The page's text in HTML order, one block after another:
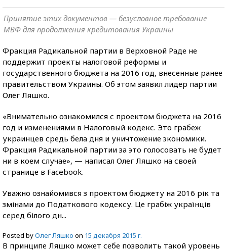
Принятие этих документов — безусловное требование
МВФ для продолжения кредитования Украины
Фракция Радикальной партии в Верховной Раде не
поддержит проекты налоговой реформы и
государственного бюджета на 2016 год, внесенные ранее
правительством Украины. Об этом заявил лидер партии
Олег Ляшко.
«Внимательно ознакомился с проектом бюджета на 2016
год и изменениями в Налоговый кодекс. Это грабеж
украинцев средь бела дня и уничтожение экономики.
Фракция Радикальной партии за это голосовать не будет
ни в коем случае», — написал Олег Ляшко на своей
странице в Facebook.
Уважно ознайомився з проектом бюджету на 2016 рік та
змінами до Податкового кодексу. Це грабіж українців
серед білого дн...
Posted byОлег Ляшко on 15 декабря 2015 г.
В принципе Ляшко может себе позволить такой уровень